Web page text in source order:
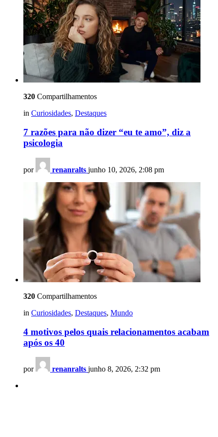
320 Compartilhamentos
in Curiosidades, Destaques
7 razões para não dizer “eu te amo”, diz a
psicologia
por renanralts junho 10, 2026, 2:08 pm
320 Compartilhamentos
in Curiosidades, Destaques, Mundo
4 motivos pelos quais relacionamentos acabam
após os 40
por renanralts junho 8, 2026, 2:32 pm